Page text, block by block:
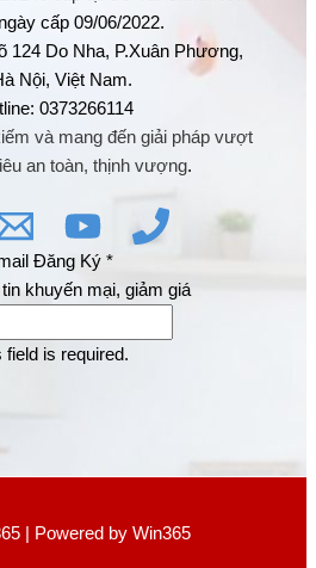
cấp 09/06/2022.
124 Do Nha, P.Xuân Phương,
Nội, Việt Nam.
0373266114
và mang đến giải pháp vượt
an toàn, thịnh vượng.
Đăng Ký *
khuyến mại, giảm giá
field is required.
| Powered by Win365